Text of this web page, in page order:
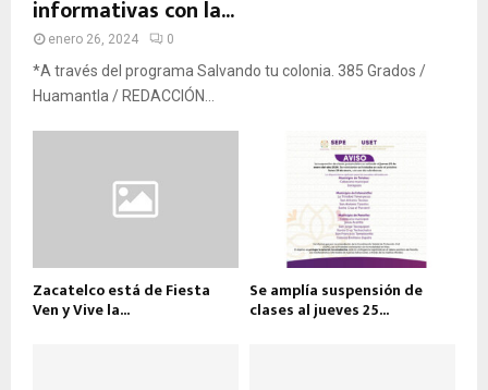
informativas con la...
enero 26, 2024 0
*A través del programa Salvando tu colonia. 385 Grados /
Huamantla / REDACCIÓN...
Zacatelco está de Fiesta
Ven y Vive la...
Se amplía suspensión de
clases al jueves 25...